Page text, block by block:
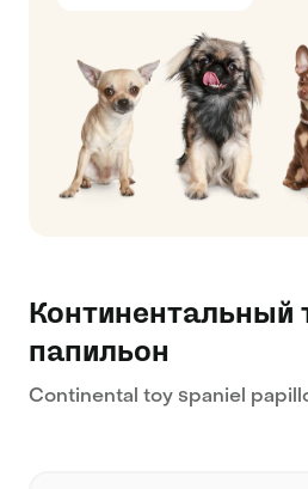
Континентальный
папильон
Continental toy spaniel